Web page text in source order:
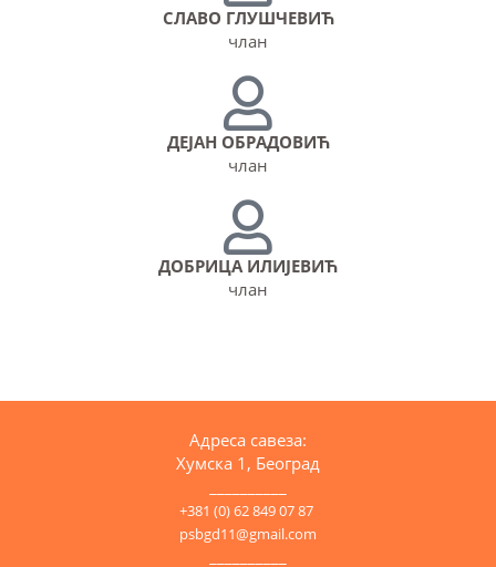
СЛАВО ГЛУШЧЕВИЋ
члан
ДЕЈАН ОБРАДОВИЋ
члан
ДОБРИЦА ИЛИЈЕВИЋ
члан
Адреса савеза:
Хумска 1, Београд
+381 (0) 62 849 07 87
psbgd11@gmail.com